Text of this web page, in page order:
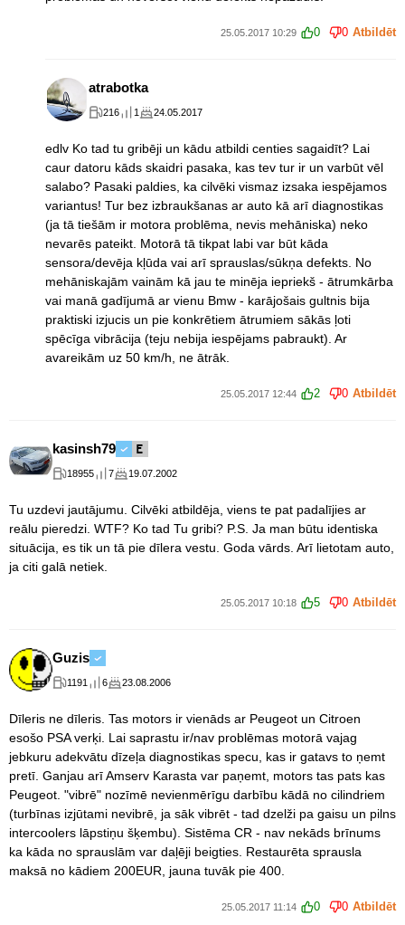
25.05.2017 10:29 0 0 Atbildēt
atrabotka
216 1 24.05.2017
edlv Ko tad tu gribēji un kādu atbildi centies sagaidīt? Lai
caur datoru kāds skaidri pasaka, kas tev tur ir un varbūt vēl
salabo? Pasaki paldies, ka cilvēki vismaz izsaka iespējamos
variantus! Tur bez izbraukšanas ar auto kā arī diagnostikas
(ja tā tiešām ir motora problēma, nevis mehāniska) neko
nevarēs pateikt. Motorā tā tikpat labi var būt kāda
sensora/devēja kļūda vai arī sprauslas/sūkņa defekts. No
mehāniskajām vainām kā jau te minēja iepriekš - ātrumkārba
vai manā gadījumā ar vienu Bmw - karājošais gultnis bija
praktiski izjucis un pie konkrētiem ātrumiem sākās ļoti
spēcīga vibrācija (teju nebija iespējams pabraukt). Ar
avareikām uz 50 km/h, ne ātrāk.
25.05.2017 12:44 2 0 Atbildēt
kasinsh79
18955 7 19.07.2002
Tu uzdevi jautājumu. Cilvēki atbildēja, viens te pat padalījies ar
reālu pieredzi. WTF? Ko tad Tu gribi? P.S. Ja man būtu identiska
situācija, es tik un tā pie dīlera vestu. Goda vārds. Arī lietotam auto,
ja citi galā netiek.
25.05.2017 10:18 5 0 Atbildēt
Guzis
1191 6 23.08.2006
Dīleris ne dīleris. Tas motors ir vienāds ar Peugeot un Citroen
esošo PSA verķi. Lai saprastu ir/nav problēmas motorā vajag
jebkuru adekvātu dīzeļa diagnostikas specu, kas ir gatavs to ņemt
pretī. Ganjau arī Amserv Karasta var paņemt, motors tas pats kas
Peugeot. "vibrē" nozīmē nevienmērīgu darbību kādā no cilindriem
(turbīnas izjūtami nevibrē, ja sāk vibrēt - tad dzelži pa gaisu un pilns
intercoolers lāpstiņu šķembu). Sistēma CR - nav nekāds brīnums
ka kāda no sprauslām var daļēji beigties. Restaurēta sprausla
maksā no kādiem 200EUR, jauna tuvāk pie 400.
25.05.2017 11:14 0 0 Atbildēt